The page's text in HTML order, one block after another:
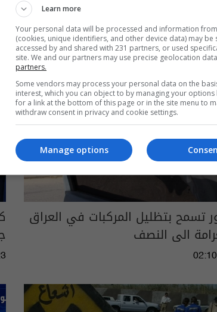
تسمح بتظليل المركبات في العراق
الى النصف
Learn more
Your personal data will be processed and information
(cookies, unique identifiers, and other device data) may be
accessed by and shared with 231 partners, or used
site. We and our partners may use precise geolocation
partners.
Some vendors may process your personal data on the
interest, which you can object to by managing your
for a link at the bottom of this page or in the site menu to
withdraw consent in privacy and cookie settings.
Manage options